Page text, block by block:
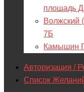
площадь
Волжский
7Б
Камышин
Авторизация /
Список